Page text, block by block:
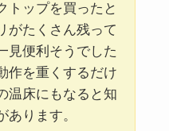
トップを買ったと
がたくさん残って
見便利そうでした
作を重くするだけ
温床にもなると知
あります。